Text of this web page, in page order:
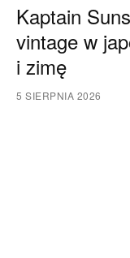
Kaptain
vintage w
i zimę
5 SIERPNIA 2026